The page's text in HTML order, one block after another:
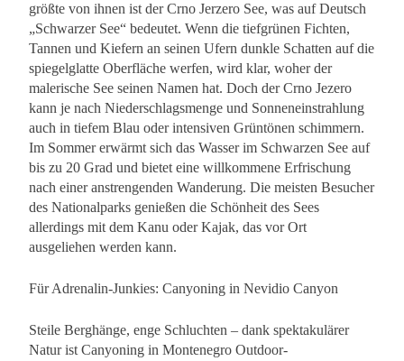
größte von ihnen ist der Crno Jerzero See, was auf Deutsch
„Schwarzer See“ bedeutet. Wenn die tiefgrünen Fichten,
Tannen und Kiefern an seinen Ufern dunkle Schatten auf die
spiegelglatte Oberfläche werfen, wird klar, woher der
malerische See seinen Namen hat. Doch der Crno Jezero
kann je nach Niederschlagsmenge und Sonneneinstrahlung
auch in tiefem Blau oder intensiven Grüntönen schimmern.
Im Sommer erwärmt sich das Wasser im Schwarzen See auf
bis zu 20 Grad und bietet eine willkommene Erfrischung
nach einer anstrengenden Wanderung. Die meisten Besucher
des Nationalparks genießen die Schönheit des Sees
allerdings mit dem Kanu oder Kajak, das vor Ort
ausgeliehen werden kann.
Für Adrenalin-Junkies: Canyoning in Nevidio Canyon
Steile Berghänge, enge Schluchten – dank spektakulärer
Natur ist Canyoning in Montenegro Outdoor-